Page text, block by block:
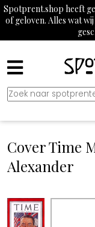
Spotprent.shop heeft
of geloven. Alles wat
Cover Time
Alexander